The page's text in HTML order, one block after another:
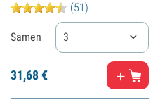
(51)
Samen 3
31,68€